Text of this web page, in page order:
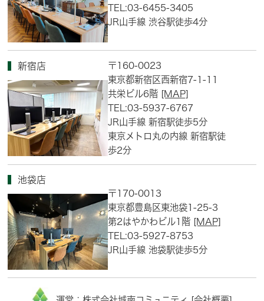
TEL:03-6455-3405
JR山手線 渋谷駅徒歩4分
新宿店
〒160-0023
東京都新宿区西新宿7-1-11
共栄ビル6階 [MAP]
TEL:03-5937-6767
JR山手線 新宿駅徒歩5分
東京メトロ丸の内線 新宿駅徒
歩2分
池袋店
〒170-0013
東京都豊島区東池袋1-25-3
第2はやかわビル1階 [MAP]
TEL:03-5927-8753
JR山手線 池袋駅徒歩5分